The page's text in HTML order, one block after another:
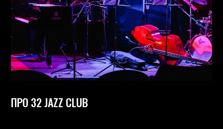
ПРО 32 JAZZ CLUB